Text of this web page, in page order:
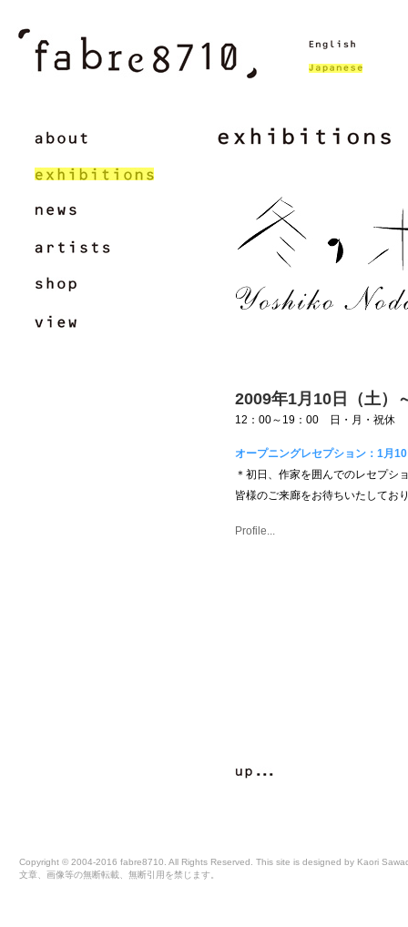
2009年1月10日（土）
12：00～19：00 日・月・祝休
オープニングレセプション：1月
＊初日、作家を囲んでのレセプシ
皆様のご来廊をお待ちいたしてお
Profile...
Copyright © 2004-2016 fabre8710. All Rights Reserved. This site is designed by Kaori
文章、画像等の無断転載、無断引用を禁じます。